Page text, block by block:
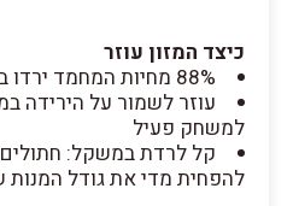
כיצד המזון עוזר
88% מחיות המחמד ירדו במשקל בסביבה הביתית
עוזר לשמור על הירידה
למשחק פעיל
קל לרדת במשקל:
להפחית מדי את גודל